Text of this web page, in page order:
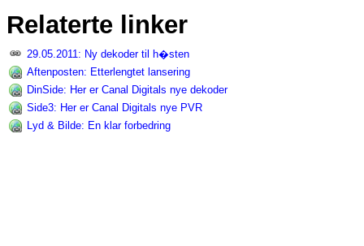
Relaterte linker
29.05.2011: Ny dekoder til h�sten
Aftenposten: Etterlengtet lansering
DinSide: Her er Canal Digitals nye dekoder
Side3: Her er Canal Digitals nye PVR
Lyd & Bilde: En klar forbedring